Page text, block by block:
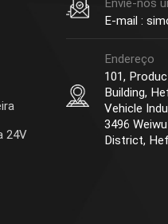
24V
Envie-nos
E-mail :
Endereço
101,
Building,
Vehicle
3496
District,